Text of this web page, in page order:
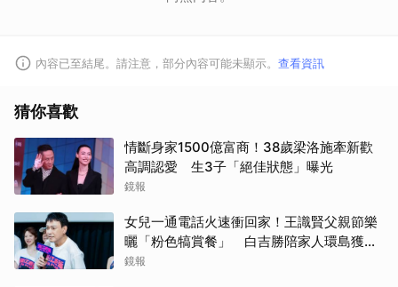
內容已至結尾。請注意，部分內容可能未顯示。 查看資訊
猜你喜歡
情斷身家1500億富商！38歲梁洛施牽新歡
高調認愛 生3子「絕佳狀態」曝光
鏡報
女兒一通電話火速衝回家！王識賢父親節樂
曬「粉色犒賞餐」 白吉勝陪家人環島獲封
「最狂老爸」
鏡報
取消